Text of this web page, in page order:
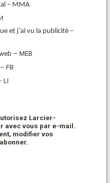
– MMA
et j’ai vu la publicité –
– MEB
FB
LI
Larcier-
avec vous par e-mail.
modifier vos